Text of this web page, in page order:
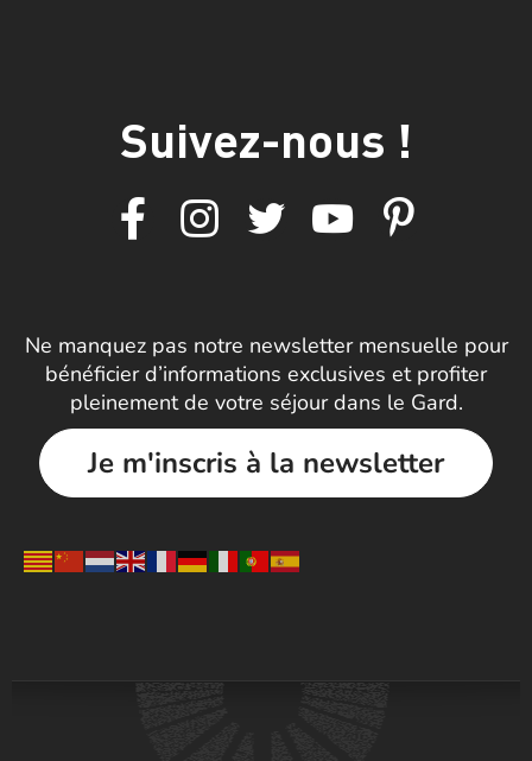
Suivez-nous !
Ne manquez pas notre newsletter mensuelle pour
bénéficier d’informations exclusives et profiter
pleinement de votre séjour dans le Gard.
Je m'inscris à la newsletter